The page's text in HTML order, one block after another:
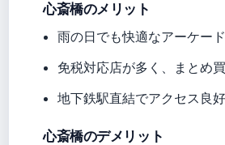
心斎橋のメリット
雨の日でも快適なアーケード
免税対応店が多く、まとめ
地下鉄駅直結でアクセス良好
心斎橋のデメリット